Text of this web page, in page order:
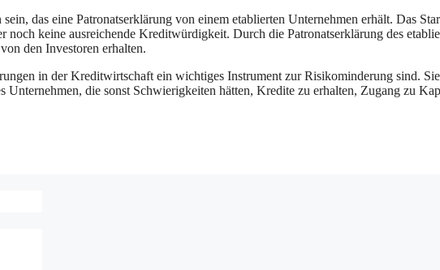
das eine Patronatserklärung von einem etablierten Unternehmen erhält. Das
noch keine ausreichende Kreditwürdigkeit. Durch die Patronatserklärung des
den Investoren erhalten.
in der Kreditwirtschaft ein wichtiges Instrument zur Risikominderung sind. Sie
Unternehmen, die sonst Schwierigkeiten hätten, Kredite zu erhalten, Zugang zu